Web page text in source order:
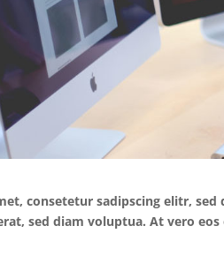
consetetur sadipscing elitr,
sed diam voluptua. At vero